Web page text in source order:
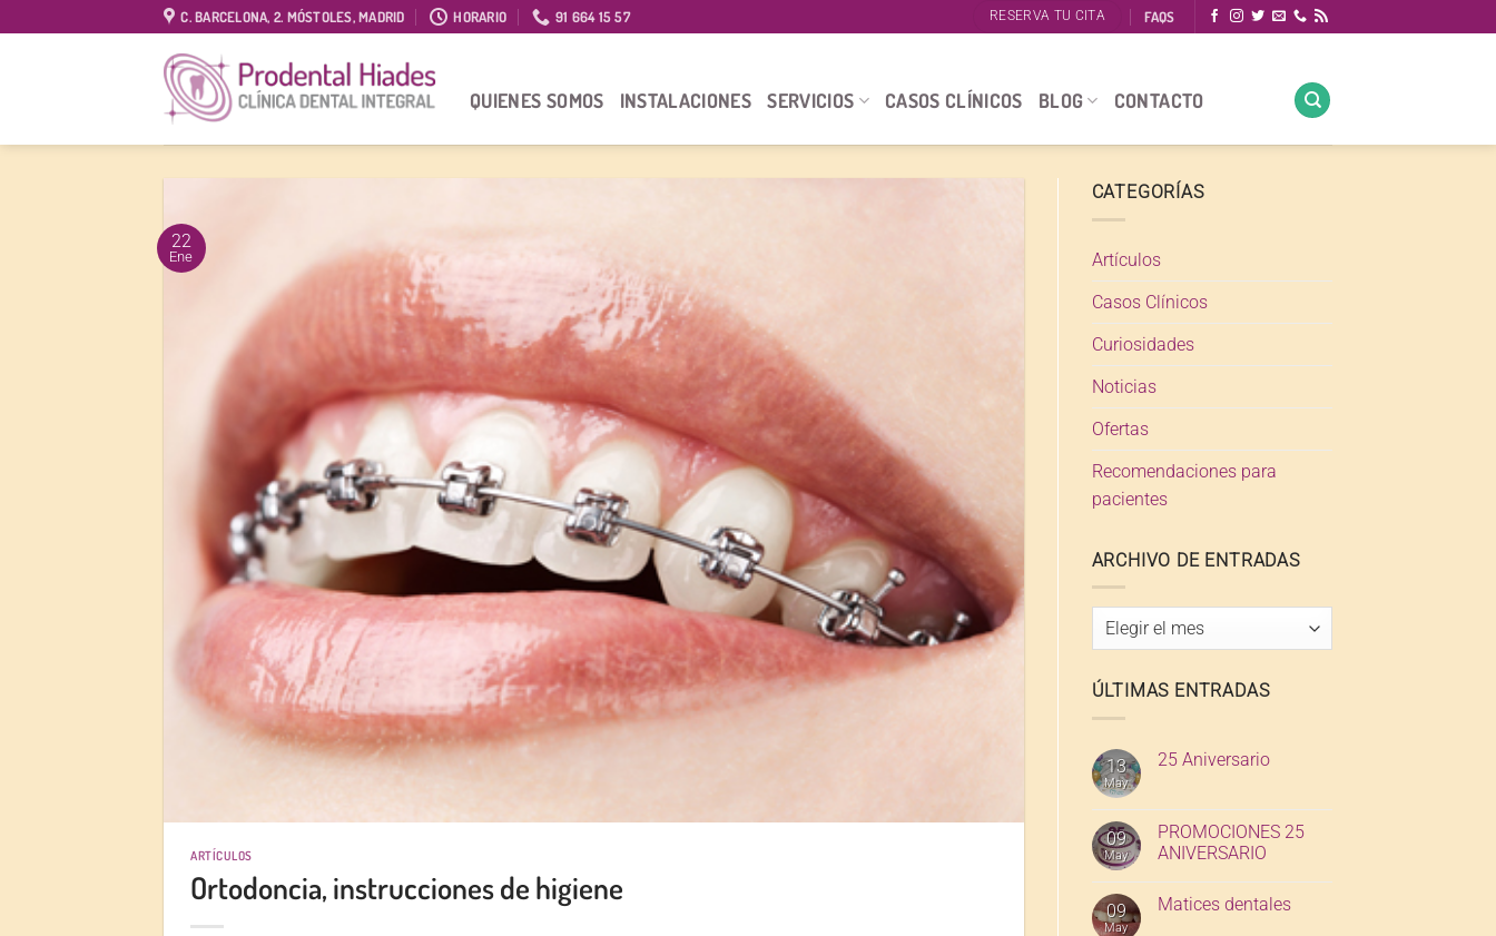
C. BARCELONA, 2. MÓSTOLES, MADRID HORARIO 91 664 15 57 RESERVA TU CITA FAQS
QUIENES SOMOS INSTALACIONES SERVICIOS CASOS CLÍNICOS BLOG CONTACTO
22
Ene
ARTÍCULOS
Ortodoncia, instrucciones de higiene
CATEGORÍAS
Artículos
Casos Clínicos
Curiosidades
Noticias
Ofertas
Recomendaciones para
pacientes
ARCHIVO DE ENTRADAS
Archivo
de
ÚLTIMAS ENTRADAS
13
May
25 Aniversario
09
May
PROMOCIONES 25
ANIVERSARIO
09
May
Matices dentales